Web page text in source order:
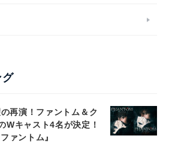
グ
再演！ファントム＆ク
Wキャスト4名が決定！
ァントム』